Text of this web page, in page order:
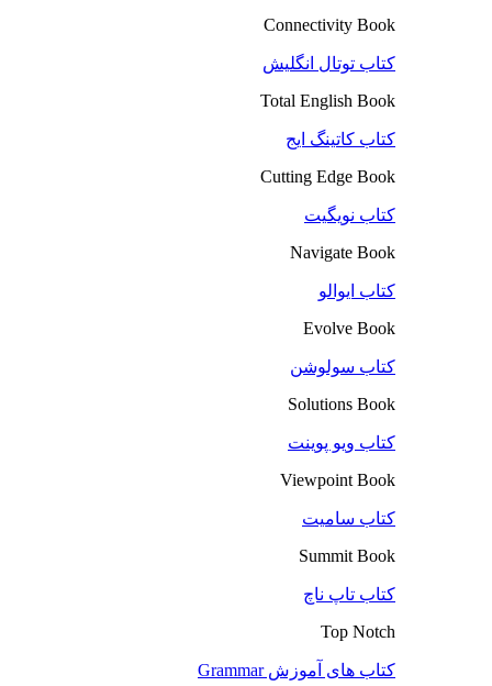
Connectivity Book
کتاب توتال انگلیش
Total English Book
کتاب کاتینگ ایج
Cutting Edge Book
کتاب نویگیت
Navigate Book
کتاب ایوالو
Evolve Book
کتاب سولوشن
Solutions Book
کتاب ویو پوینت
Viewpoint Book
کتاب سامیت
Summit Book
کتاب تاپ ناچ
Top Notch
کتاب های آموزش Grammar